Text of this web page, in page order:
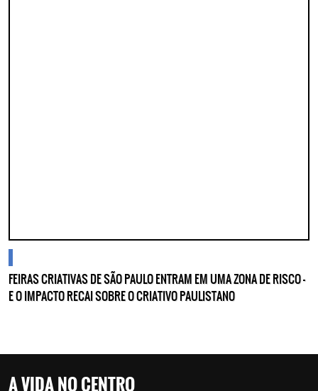
FEIRAS CRIATIVAS DE SÃO PAULO ENTRAM EM UMA ZONA DE RISCO —
E O IMPACTO RECAI SOBRE O CRIATIVO PAULISTANO
A VIDA NO CENTRO